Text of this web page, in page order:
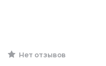
Нет отзывов